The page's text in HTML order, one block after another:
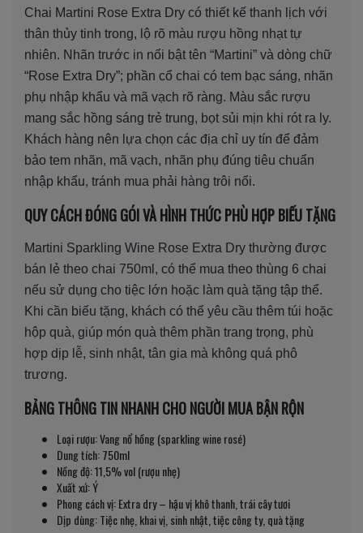
Chai Martini Rose Extra Dry có thiết kế thanh lịch với
thân thủy tinh trong, lộ rõ màu rượu hồng nhạt tự
nhiên. Nhãn trước in nổi bật tên “Martini” và dòng chữ
“Rose Extra Dry”; phần cổ chai có tem bạc sáng, nhãn
phụ nhập khẩu và mã vạch rõ ràng. Màu sắc rượu
mang sắc hồng sáng trẻ trung, bọt sủi mịn khi rót ra ly.
Khách hàng nên lựa chọn các địa chỉ uy tín để đảm
bảo tem nhãn, mã vạch, nhãn phụ đúng tiêu chuẩn
nhập khẩu, tránh mua phải hàng trôi nổi.
QUY CÁCH ĐÓNG GÓI VÀ HÌNH THỨC PHÙ HỢP BIẾU TẶNG
Martini Sparkling Wine Rose Extra Dry thường được
bán lẻ theo chai 750ml, có thể mua theo thùng 6 chai
nếu sử dụng cho tiệc lớn hoặc làm quà tặng tập thể.
Khi cần biếu tặng, khách có thể yêu cầu thêm túi hoặc
hộp quà, giúp món quà thêm phần trang trọng, phù
hợp dịp lễ, sinh nhật, tân gia mà không quá phô
trương.
BẢNG THÔNG TIN NHANH CHO NGƯỜI MUA BẬN RỘN
Loại rượu: Vang nổ hồng (sparkling wine rosé)
Dung tích: 750ml
Nồng độ: 11,5% vol (rượu nhẹ)
Xuất xứ: Ý
Phong cách vị: Extra dry – hậu vị khô thanh, trái cây tươi
Dịp dùng: Tiệc nhẹ, khai vị, sinh nhật, tiệc công ty, quà tặng